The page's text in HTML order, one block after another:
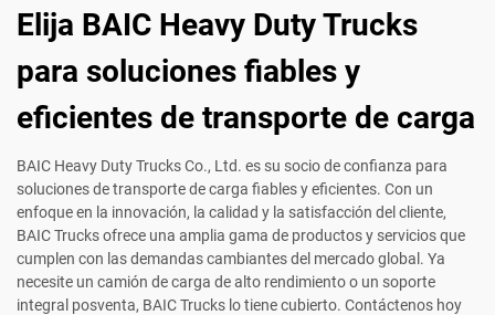
Elija BAIC Heavy Duty Trucks
para soluciones fiables y
eficientes de transporte de carga
BAIC Heavy Duty Trucks Co., Ltd. es su socio de confianza para
soluciones de transporte de carga fiables y eficientes. Con un
enfoque en la innovación, la calidad y la satisfacción del cliente,
BAIC Trucks ofrece una amplia gama de productos y servicios que
cumplen con las demandas cambiantes del mercado global. Ya
necesite un camión de carga de alto rendimiento o un soporte
integral posventa, BAIC Trucks lo tiene cubierto. Contáctenos hoy